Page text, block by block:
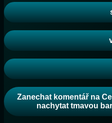
Zanechat komentářna
nachytat tmavou